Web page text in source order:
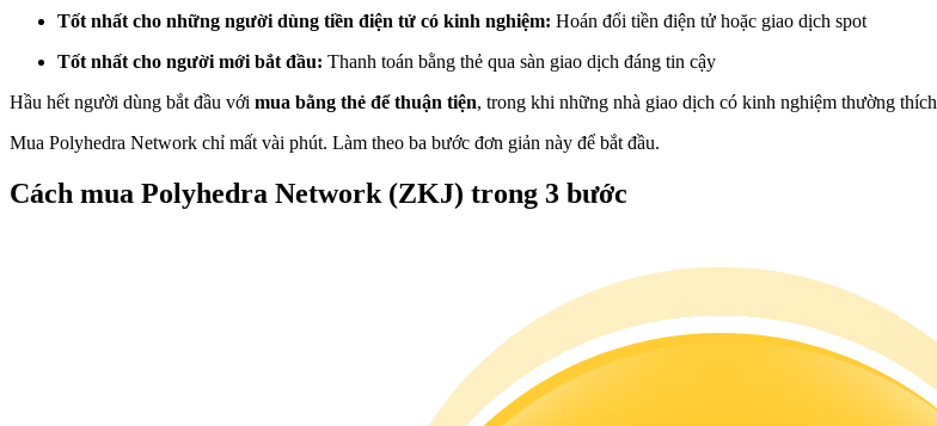
Sao chép Giao dịch
Tham gia cùng các nhà giao dịch hàng đầu
Tận hưởng chia sẻ lợi nhuận và hoa hồng giao dịch sao chép
Tốt nhất cho những người dùng tiền điện tử có kinh nghiệm: Hoán đổi tiền điện tử hoặc giao dịch spot
Tốt nhất cho người mới bắt đầu: Thanh toán bằng thẻ qua sàn giao dịch đáng tin cậy
Hầu hết người dùng bắt đầu với mua bằng thẻ để thuận tiện, trong khi những nhà giao dịch có kinh nghiệm thường thích
Mua Polyhedra Network chỉ mất vài phút. Làm theo ba bước đơn giản này để bắt đầu.
Cách mua Polyhedra Network (ZKJ) trong 3 bước